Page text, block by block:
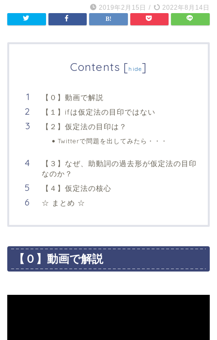
2019年2月15日 / 2022年8月14日
Contents [hide]
【０】動画で解説
【１】ifは仮定法の目印ではない
【２】仮定法の目印は？
Twitterで問題を出してみたら・・・
【３】なぜ、助動詞の過去形が仮定法の目印
なのか？
【４】仮定法の核心
☆ まとめ ☆
【０】動画で解説